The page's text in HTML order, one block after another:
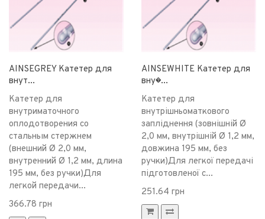
AINSEGREY Катетер для
внут...
Катетер для
внутриматочного
оплодотворения со
стальным стержнем
(внешний Ø 2,0 мм,
внутренний Ø 1,2 мм, длина
195 мм, без ручки)Для
легкой передачи...
366.78 грн
AINSEWHITE Катетер для
вну�...
Катетер для
внутрішньоматкового
запліднення (зовнішній Ø
2,0 мм, внутрішній Ø 1,2 мм,
довжина 195 мм, без
ручки)Для легкої передачі
підготовленої с...
251.64 грн